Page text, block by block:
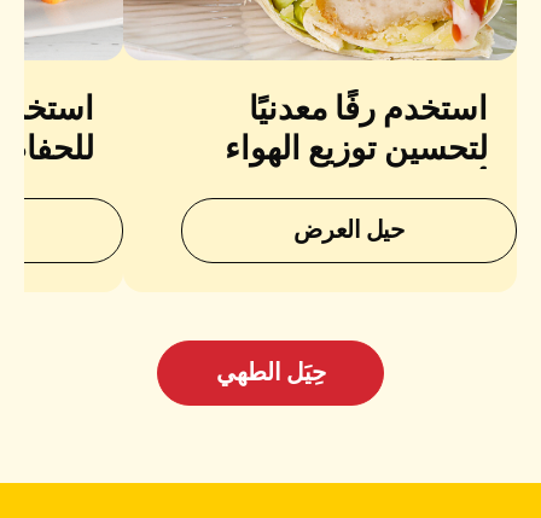
استخدم رفًا معدنيًا
لتحسين توزيع الهواء
أثناء الخبز.
حيل العرض
حِيَل الطهي